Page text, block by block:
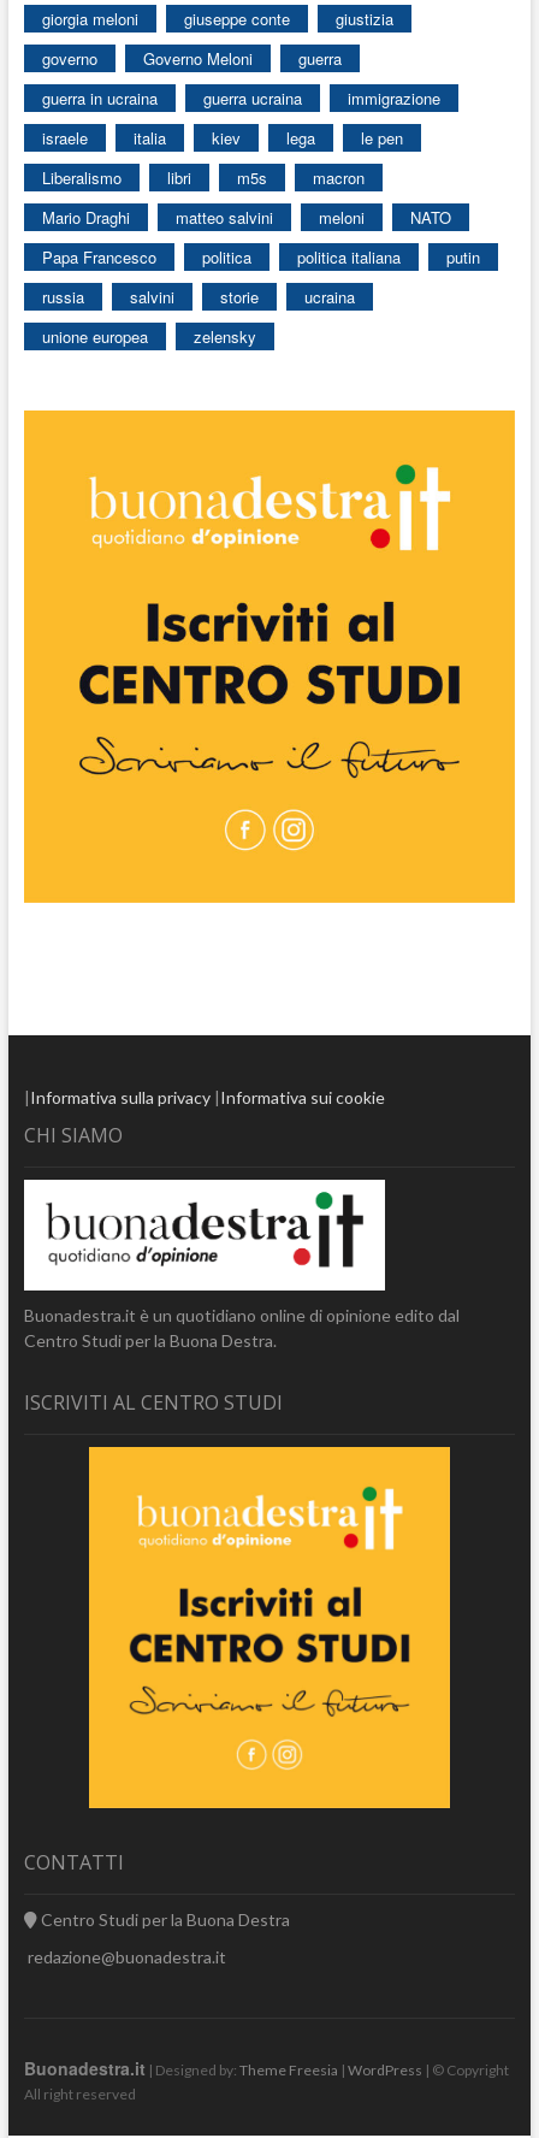
giorgia meloni
giuseppe conte
giustizia
governo
Governo Meloni
guerra
guerra in ucraina
guerra ucraina
immigrazione
israele
italia kiev lega
le pen
Liberalismo
libri m5s
macron
Mario Draghi
matteo salvini meloni
NATO
Papa Francesco
politica politica italiana
putin
russia
salvini storie
ucraina
unione europea
zelensky
|Informativa sulla privacy|Informativa sui cookie
CHI SIAMO
Buonadestra.it è un quotidiano online di opinione edito dal
Centro Studi per la Buona Destra.
ISCRIVITI AL CENTRO STUDI
CONTATTI
Centro Studi per la Buona Destra
redazione@buonadestra.it
Buonadestra.it | Designed by: Theme Freesia | WordPress | © Copyright
All right reserved